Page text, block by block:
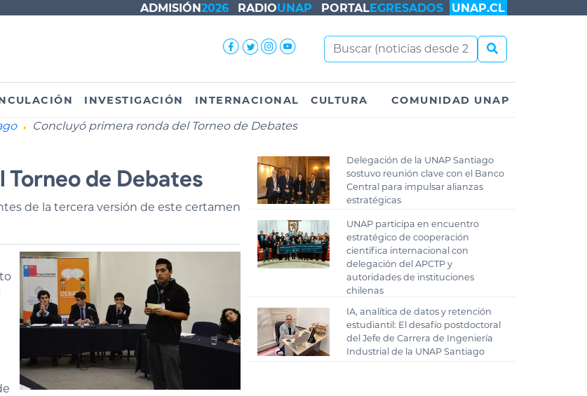
ADMISIÓN2026 RADIOUNAP PORTALEGRESADOS UNAP.CL
INVESTIGACIÓN INTERNACIONAL CULTURA COMUNIDAD UNAP
Concluyó primera ronda del Torneo de Debates
de Debates
de la tercera versión de este certamen
Delegación de la UNAP Santiago
sostuvo reunión clave con el Banco
Central para impulsar alianzas
estratégicas
UNAP participa en encuentro
estratégico de cooperación
científica internacional con
delegación del APCTP y
autoridades de instituciones
chilenas
IA, analítica de datos y retención
estudiantil: El desafío postdoctoral
del Jefe de Carrera de Ingeniería
Industrial de la UNAP Santiago